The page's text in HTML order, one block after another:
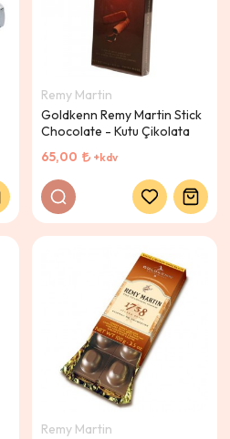
Remy Martin
Goldkenn Remy Martin Stick
Chocolate - Kutu Çikolata
65,00
+kdv
Remy Martin